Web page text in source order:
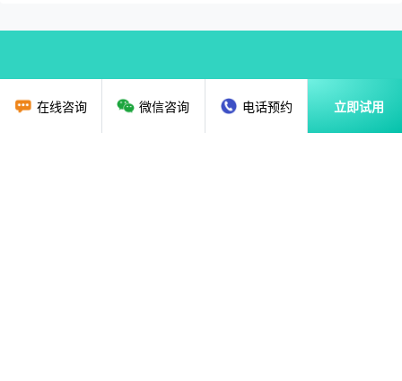
在线咨询 微信咨询 电话预约 立即试用